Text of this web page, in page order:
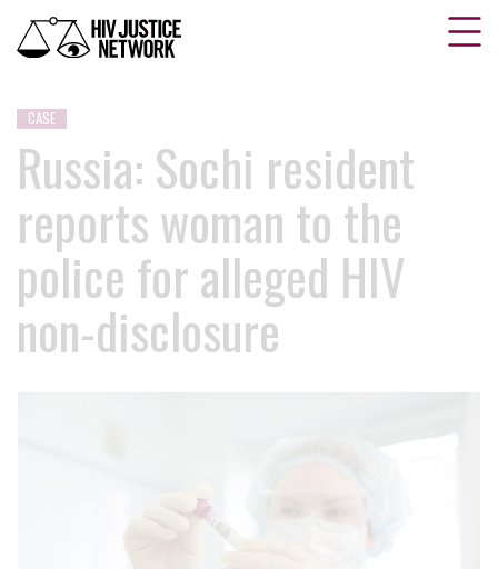
CASE
Russia: Sochi resident
reports woman to the
police for alleged HIV
non-disclosure